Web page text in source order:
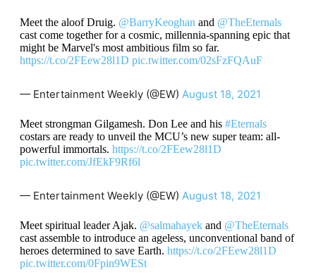
Meet the aloof Druig. @BarryKeoghan and @TheEternals
cast come together for a cosmic, millennia-spanning epic that
might be Marvel's most ambitious film so far.
https://t.co/2FEew28l1D pic.twitter.com/02sFzFQAuF
— Entertainment Weekly (@EW) August 18, 2021
Meet strongman Gilgamesh. Don Lee and his #Eternals
costars are ready to unveil the MCU’s new super team: all-
powerful immortals. https://t.co/2FEew28l1D
pic.twitter.com/JfEkF9Rf6l
— Entertainment Weekly (@EW) August 18, 2021
Meet spiritual leader Ajak. @salmahayekand @TheEternals
cast assemble to introduce an ageless, unconventional band of
heroes determined to save Earth. https://t.co/2FEew28l1D
pic.twitter.com/0Fpin9WESt